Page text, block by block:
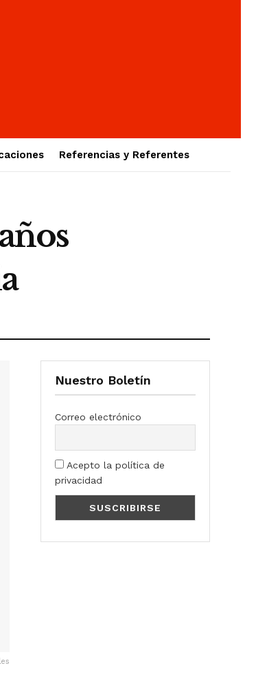
Referencias y Referentes
Nuestro Boletín
Correo electrónico
Acepto la política de
privacidad